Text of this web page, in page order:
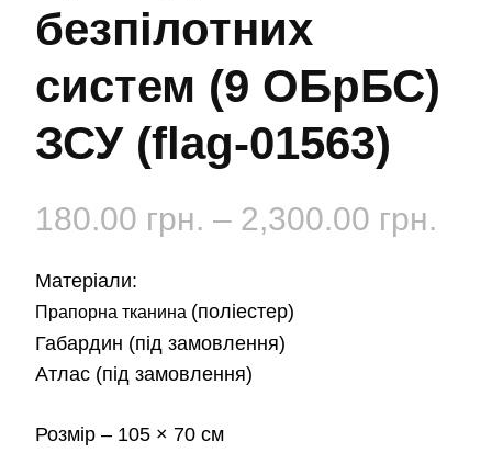
безпілотних
систем (9 ОБрБС)
ЗСУ (flag-01563)
180.00 грн. – 2,300.00 грн.
Матеріали:
Прапорна тканина (поліестер)
Габардин (під замовлення)
Атлас (під замовлення)
Розмір – 105 × 70 см